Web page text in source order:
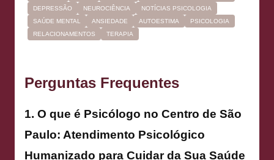
DEPRESSÃO
NEUROCIÊNCIA
NOTÍCIAS PSICOLOGIA
SAÚDE MENTAL
ANSIEDADE AUTOESTIMA
PSICOLOGIA
RELACIONAMENTOS
TERAPIA
Perguntas Frequentes
1. O que é Psicólogo no Centro de São
Paulo: Atendimento Psicológico
Humanizado para Cuidar da Sua Saúde